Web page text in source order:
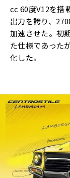
cc 60度V12を搭
出力を誇り、
加速させた。初
た仕様であった
化した。